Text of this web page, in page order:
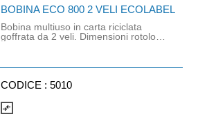
BOBINA ECO 800 2 VELI ECOLABEL
Bobina multiuso in carta riciclata
goffrata da 2 veli. Dimensioni rotolo:
certificato Ecolabel.
CODICE :5010
compare_arrows